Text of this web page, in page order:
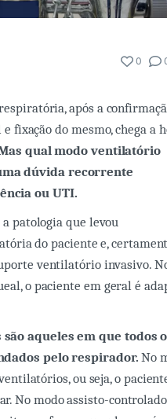
0
após a
fixação do mesmo, chega a
qual modo ventilatório
dúvida recorrente
ou UTI.
a patologia que levou
do paciente e,
ventilatório invasivo.
o paciente em geral é
aqueles em que todos
pelo respirador.No
ou seja, o
No modo assisto-